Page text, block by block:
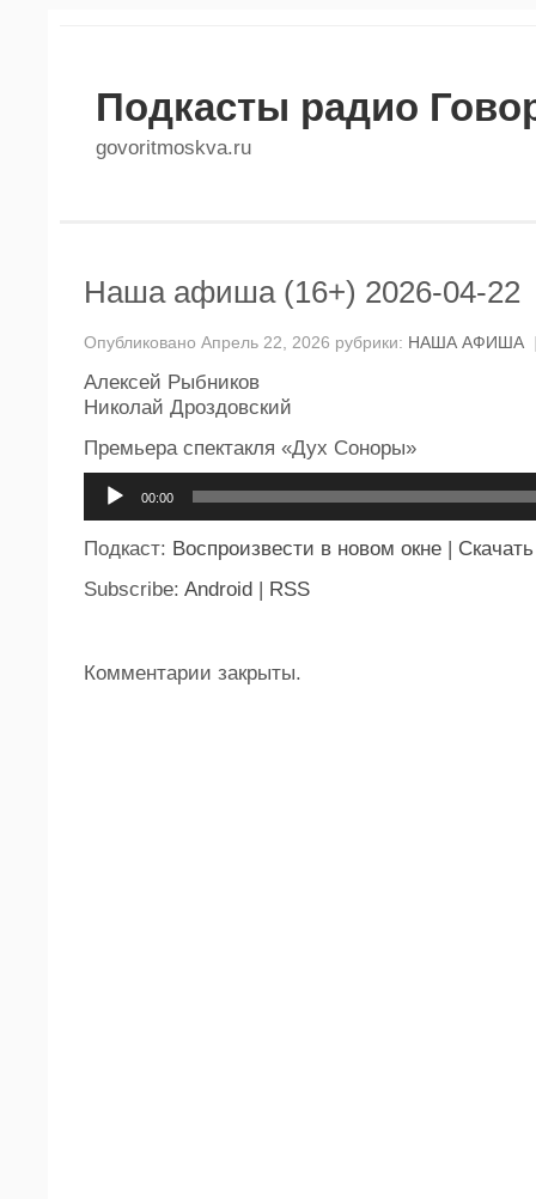
Подкасты радио
govoritmoskva.ru
Наша афиша (16+) 2026-04-22
Опубликовано Апрель 22, 2026 рубрики: НАША АФИША
Алексей Рыбников
Николай Дроздовский
Премьера спектакля «Дух Соноры»
00:00
Подкаст: Воспроизвести в новом окне | Скачать
Subscribe: Android | RSS
Комментарии закрыты.